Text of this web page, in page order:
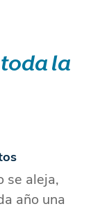
la
se aleja,
año una